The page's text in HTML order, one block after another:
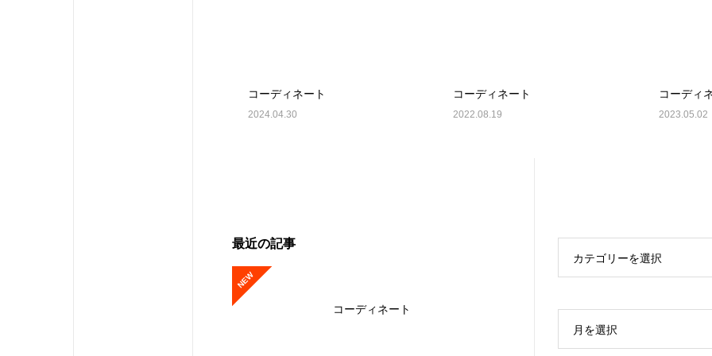
コーディネート
2024.04.30
コーディネート
2022.08.19
コーディ
2023.05.02
最近の記事
NEW
コーディネート
カテゴリーを選択
月を選択